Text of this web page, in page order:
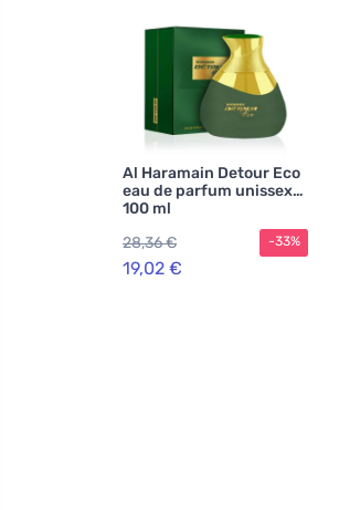
Al Haramain Detour Eco
eau de parfum unissex
100 ml
28,36 €
19,02 €
-33%